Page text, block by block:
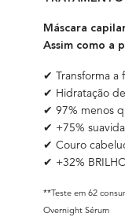
Máscara
Assim como a
✔ Transforma a
✔ Hidratação
✔ 97% menos
✔ +75%
✔ Couro
✔ +32%
**Teste em 62
Overnight Sérum​